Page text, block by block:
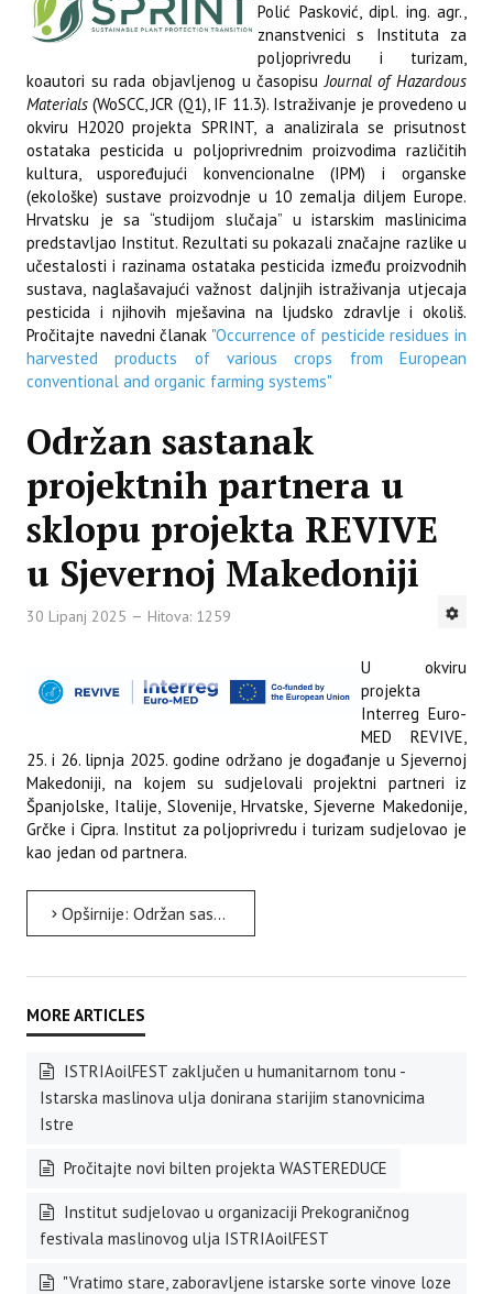
Polić Pasković, dipl. ing. agr.,
znanstvenici s Instituta za
poljoprivredu i turizam,
koautori su rada objavljenog u časopisuJournal of Hazardous
Materials (WoSCC, JCR (Q1), IF 11.3). Istraživanje je provedeno u
okviru H2020 projekta SPRINT, a analizirala se prisutnost
ostataka pesticida u poljoprivrednim proizvodima različitih
kultura, uspoređujući konvencionalne (IPM) i organske
(ekološke) sustave proizvodnje u 10 zemalja diljem Europe.
Hrvatsku je sa “studijom slučaja” u istarskim maslinicima
predstavljao Institut. Rezultati su pokazali značajne razlike u
učestalosti i razinama ostataka pesticida između proizvodnih
sustava, naglašavajući važnost daljnjih istraživanja utjecaja
pesticida i njihovih mješavina na ljudsko zdravlje i okoliš.
Pročitajte navedni članak "Occurrence of pesticide residues in
harvested products of various crops from European
conventional and organic farming systems"
Održan sastanak
projektnih partnera u
sklopu projekta REVIVE
u Sjevernoj Makedoniji
30 Lipanj 2025 Hitova: 1259
U okviru
projekta
Interreg Euro-
MED REVIVE,
25. i 26. lipnja 2025. godine održano je događanje u Sjevernoj
Makedoniji, na kojem su sudjelovali projektni partneri iz
Španjolske, Italije, Slovenije, Hrvatske, Sjeverne Makedonije,
Grčke i Cipra. Institut za poljoprivredu i turizam sudjelovao je
kao jedan od partnera.
Opširnije: Održan sastanak projektnih partnera u sklopu projekta REVIVE u Sjevernoj Makedoniji
ISTRIAoilFEST zaključen u humanitarnom tonu -
Istarska maslinova ulja donirana starijim stanovnicima
Istre
Pročitajte novi bilten projekta WASTEREDUCE
Institut sudjelovao u organizaciji Prekograničnog
festivala maslinovog ulja ISTRIAoilFEST
"Vratimo stare, zaboravljene istarske sorte vinove loze